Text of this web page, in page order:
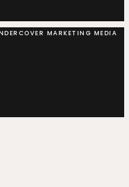
MARKETING MEDIA